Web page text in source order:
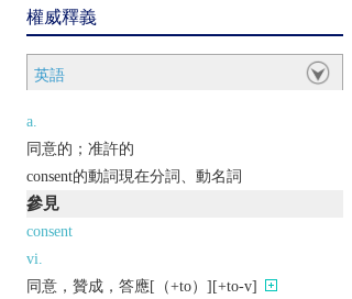
權威釋義
英語
a.
同意的；准許的
consent的動詞現在分詞、動名詞
參見
consent
vi.
同意，贊成，答應[（+to）][+to-v]